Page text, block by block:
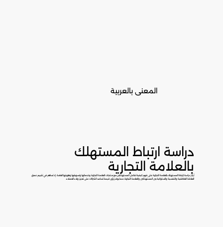
المعنى بالعربية
دراسة ارتباط المستهلك
بالعلامة التجارية
تُركز دراسة ارتباط المستهلك بالعلامة التجارية على فهم كيفية تفاعل المستهلكين مع منتجات العلامة التجارية وخدماتها وتسويقها وهويتها العامة. إذ تساهم في تقييم عمق
العلاقة العاطفية والنفسية والسلوكية بين المستهلكين والعلامة التجارية، مما يوفر رؤى قيمة تساعد الشركات على تعزيز ولاء العملاء.